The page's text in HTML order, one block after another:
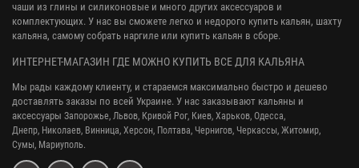
чаши из глины и силиконовые и много других аксессуаров и
комплектующих. У нас вы сможете легко и недорого купить кальян, шахту
кальяна, самому собрать наргиле или купить кальян в сборе.
ИНТЕРНЕТ-МАГАЗИН ГДЕ МОЖНО КУПИТЬ ВСЕ ДЛЯ КАЛЬЯНА
Мы рады каждому клиенту, и стараемся максимально быстро и дешево
доставлять заказы по всей Украине. У нас заказывают кальяны и
аксессуары Запорожье, Львов, Кривой Рог, Киев, Харьков, Одесса,
Днепр, Николаев, Винница, Херсон, Полтава, Чернигов, Черкассы, Житомир,
Сумы, Мариуполь.